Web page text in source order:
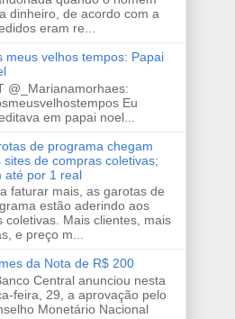
dinheiro, de acordo com a
eram re...
meus velhos tempos: Papai
@_Marianamorhaes:
Eu
em papai noel...
de programa chegam
sites de compras coletivas;
até por 1 real
faturar mais, as garotas de
estão aderindo aos
coletivas. Mais clientes, mais
e preço m...
da Nota de R$ 200
Central anunciou nesta
feira, 29, a aprovação pelo
Monetário Nacional